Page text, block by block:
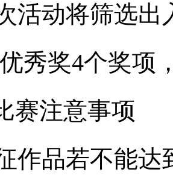
动将筛选出
秀奖4个奖项
注意事项
品若不能达